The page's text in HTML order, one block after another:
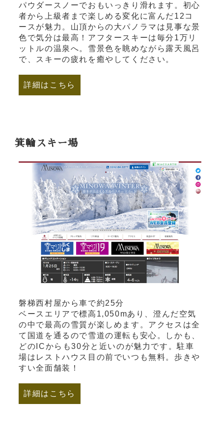
パウダースノーでおもいっきり滑れます。初心
者から上級者まで楽しめる変化に富んだ12コ
ースが魅力。山頂からの大パノラマは見事な景
色で気分は最高！アフタースキーは毎分1万リ
ットルの温泉へ。雪景色を眺めながら露天風呂
で、スキーの疲れを癒やしてください。
詳細はこちら
箕輪スキー場
磐梯西村屋から車で約25分
ベースエリアで標高1,050mあり、澄んだ空気
の中で最高の雪質が楽しめます。アクセスは全
て国道を通るので雪道の運転も安心。しかも、
どのICからも30分と近いのが魅力です。駐車
場はレストハウス目の前でいつも無料。歩きや
すい全面舗装！
詳細はこちら